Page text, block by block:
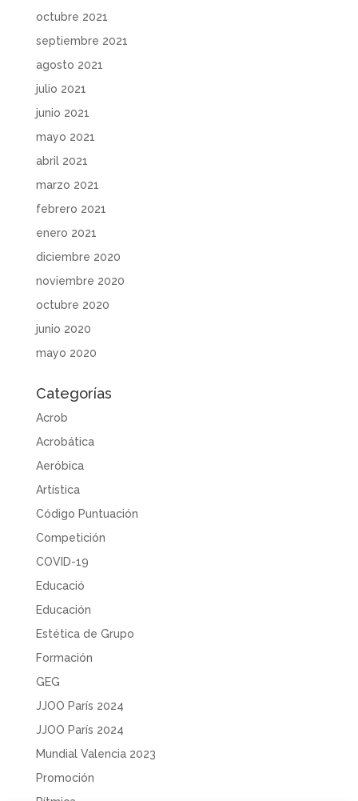
octubre 2021
septiembre 2021
agosto 2021
julio 2021
junio 2021
mayo 2021
abril 2021
marzo 2021
febrero 2021
enero 2021
diciembre 2020
noviembre 2020
octubre 2020
junio 2020
mayo 2020
Categorías
Acrob
Acrobática
Aeróbica
Artística
Código Puntuación
Competición
COVID-19
Educació
Educación
Estética de Grupo
Formación
GEG
JJOO París 2024
JJOO París 2024
Mundial Valencia 2023
Promoción